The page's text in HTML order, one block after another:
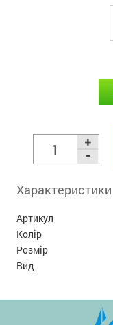
Характеристики
Артикул
Колір
Розмір
Вид